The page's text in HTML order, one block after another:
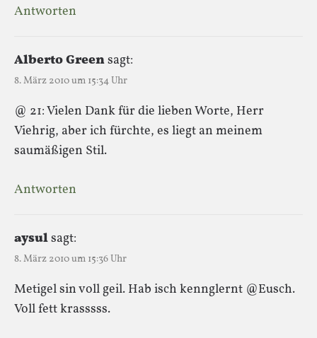
Antworten
Alberto Greensagt:
8. März 2010 um 15:34 Uhr
@ 21: Vielen Dank für die lieben Worte, Herr
Viehrig, aber ich fürchte, es liegt an meinem
saumäßigen Stil.
Antworten
aysulsagt:
8. März 2010 um 15:36 Uhr
Metigel sin voll geil. Hab isch kennglernt @Eusch.
Voll fett krasssss.